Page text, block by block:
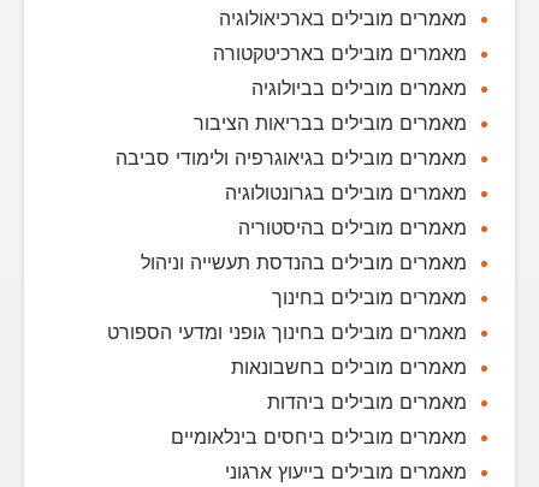
מאמרים מובילים בארכיאולוגיה
מאמרים מובילים בארכיטקטורה
מאמרים מובילים בביולוגיה
מאמרים מובילים בבריאות הציבור
מאמרים מובילים בגיאוגרפיה ולימודי סביבה
מאמרים מובילים בגרונטולוגיה
מאמרים מובילים בהיסטוריה
מאמרים מובילים בהנדסת תעשייה וניהול
מאמרים מובילים בחינוך
מאמרים מובילים בחינוך גופני ומדעי הספורט
מאמרים מובילים בחשבונאות
מאמרים מובילים ביהדות
מאמרים מובילים ביחסים בינלאומיים
מאמרים מובילים בייעוץ ארגוני